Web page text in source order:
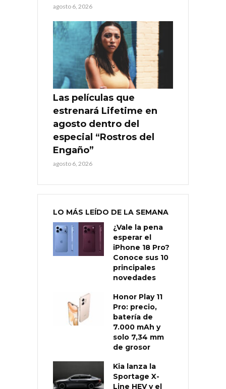
agosto 6, 2026
Las películas que
estrenará Lifetime en
agosto dentro del
especial “Rostros del
Engaño”
agosto 6, 2026
LO MÁS LEÍDO DE LA SEMANA
¿Vale la pena
esperar el
iPhone 18 Pro?
Conoce sus 10
principales
novedades
Honor Play 11
Pro: precio,
batería de
7.000 mAh y
solo 7,34 mm
de grosor
Kia lanza la
Sportage X-
Line HEV y el